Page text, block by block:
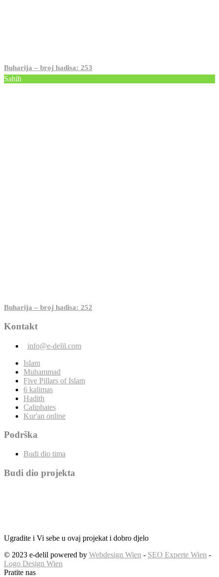
Buharija – broj hadisa: 253
Sahih
Buharija – broj hadisa: 252
Kontakt
info@e-delil.com
Islam
Muhammad
Five Pillars of Islam
6 kalimas
Hadith
Caliphates
Kur'an online
Podrška
Budi dio tima
Budi dio projekta
Ugradite i Vi sebe u ovaj projekat i dobro djelo
© 2023 e-delil powered by Webdesign Wien - SEO Experte Wien -
Logo Design Wien
Pratite nas